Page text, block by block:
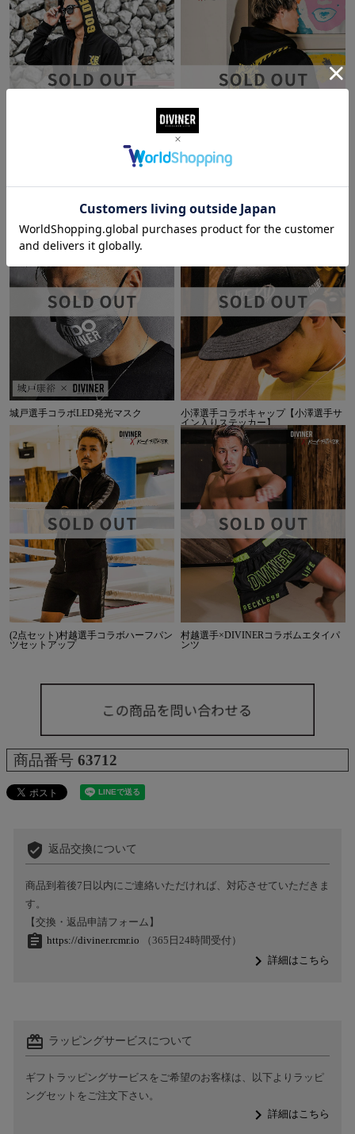
城戸選手コラボセットアップ【選手ス
【金子選手サイン対象商品】金子 晃大
城戸選手コラボLED発光マスク
小澤選手コラボキャップ【小澤選手サ
イン入りステッカー】
(2点セット)村越選手コラボハーフパン
ツセットアップ
村越選手×DIVINERコラボムエタイパ
ンツ
商品番号 63712
verified_user 返品交換について
商品到着後7日以内にご連絡いただければ、対応させていただきま
す。
【交換・返品申請フォーム】
assignment https://diviner.rcmr.io （365日24時間受付）
navigate_next詳細はこちら
card_giftcard ラッピングサービスについて
ギフトラッピングサービスをご希望のお客様は、以下よりラッピ
ングセットをご注文下さい。
navigate_next詳細はこちら